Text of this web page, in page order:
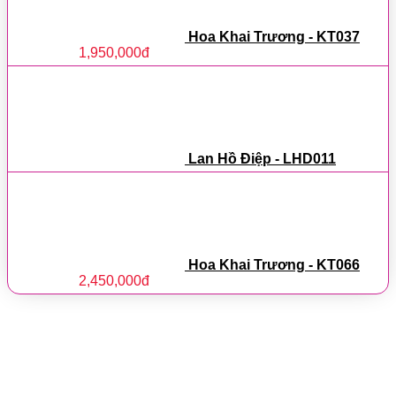
Hoa Khai Trương - KT037
1,950,000đ
Lan Hồ Điệp - LHD011
Hoa Khai Trương - KT066
2,450,000đ